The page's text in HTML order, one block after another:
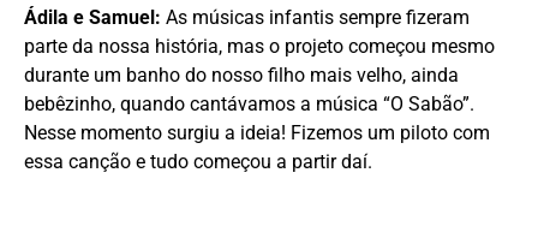
Ádila e Samuel: As músicas infantis sempre fizeram
parte da nossa história, mas o projeto começou mesmo
durante um banho do nosso filho mais velho, ainda
bebêzinho, quando cantávamos a música “O Sabão”.
Nesse momento surgiu a ideia! Fizemos um piloto com
essa canção e tudo começou a partir daí.